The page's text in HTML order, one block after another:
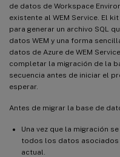
de datos de Workspace
existente al WEM Service. El
para generar un archivo SQL
datos WEM y una forma
datos de Azure de WEM
completar la migración de la
secuencia antes de iniciar el
esperar.
Antes de migrar la base de
Una vez que la migración
todos los datos asociados
actual.